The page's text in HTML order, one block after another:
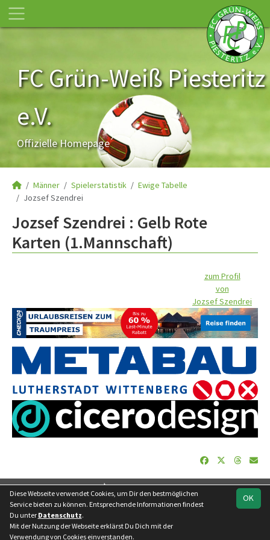
FC Grün-Weiß Piesteritz
e.V.
Offizielle Homepage
Männer Spielerstatistik
Ewige Tabelle
Jozsef Szendrei
Jozsef Szendrei : Gelb Rote
Karten (1.Mannschaft)
zum Profil
von
Jozsef Szendrei
soccero.de
Besucherstatistik
Kontakt
OK
Diese Webseite verwendet Cookies, um Dir den bestmöglichen
Service bieten zu können. Entsprechende Informationen findest
Du unter Datenschutz.
Mit der Nutzung der Webseite erklärst Du Dich mit der
Verwendung von Cookies einverstanden.